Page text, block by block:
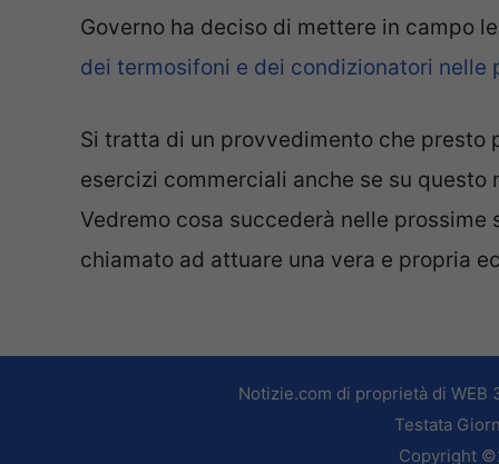
Governo ha deciso di mettere in campo
dei termosifoni e dei condizionatori nelle
Si tratta di un provvedimento che presto
esercizi commerciali anche se su
Vedremo cosa succederà nelle prossime
chiamato ad attuare una vera e propria
Notizie.com di proprietà di WEB
Testata
Copyright